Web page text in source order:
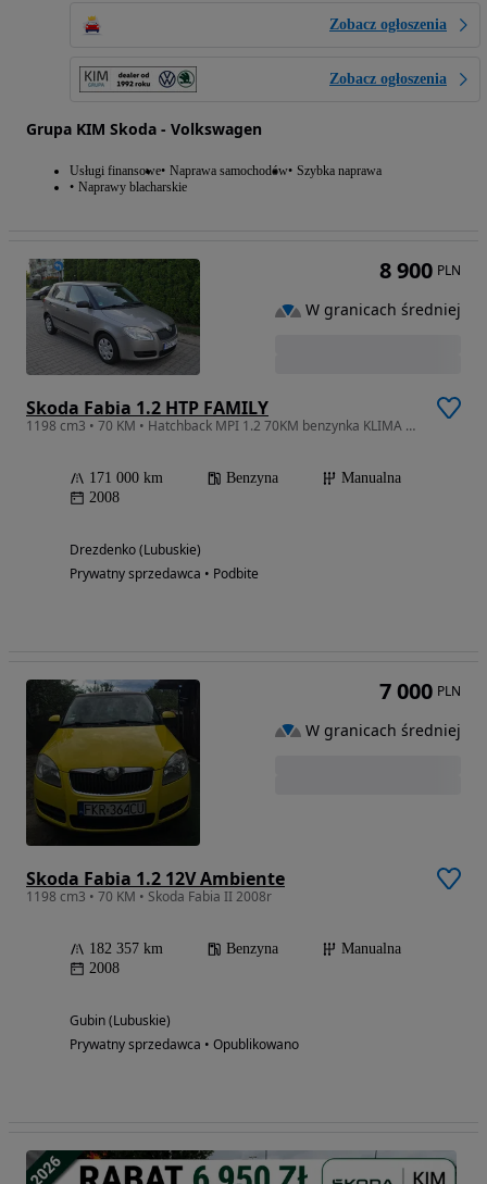
Zobacz ogłoszenia
Zobacz ogłoszenia
Grupa KIM Skoda - Volkswagen
Usługi finansowe Naprawa samochodów Szybka naprawa
Naprawy blacharskie
Skoda Fabia 1.2 HTP FAMILY
1198 cm3 • 70 KM • Hatchback MPI 1.2 70KM benzynka KLIMA serwis
171 000 km Benzyna
Manualna
2008
Drezdenko (Lubuskie)
Prywatny sprzedawca • Podbite
8 900 PLN
W granicach średniej
Skoda Fabia 1.2 12V Ambiente
1198 cm3 • 70 KM • Skoda Fabia II 2008r
182 357 km Benzyna
Manualna
2008
Gubin (Lubuskie)
Prywatny sprzedawca • Opublikowano
7 000 PLN
W granicach średniej